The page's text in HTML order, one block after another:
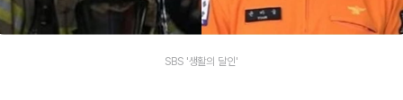
SBS '생활의 달인'